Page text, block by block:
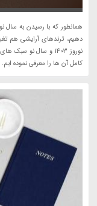
همانطور که با رسیدن به سال
دهیم، ترندهای آرایشی هم
نوروز 1403 و سال
کامل آن ها را معرفی نموده ایم.